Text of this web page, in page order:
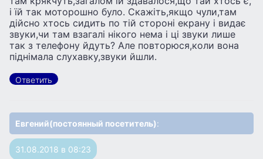
і їй так моторошно було. Скажіть,якщо чули,там
дійсно хтось сидить по тій стороні екрану і видає
звуки,чи там взагалі нікого нема і ці звуки лише
так з телефону йдуть? Але повторюся,коли вона
піднімала слухавку,звуки йшли.
Ответить
Евгений(постоянный посетитель):
31.08.2018 в 08:23